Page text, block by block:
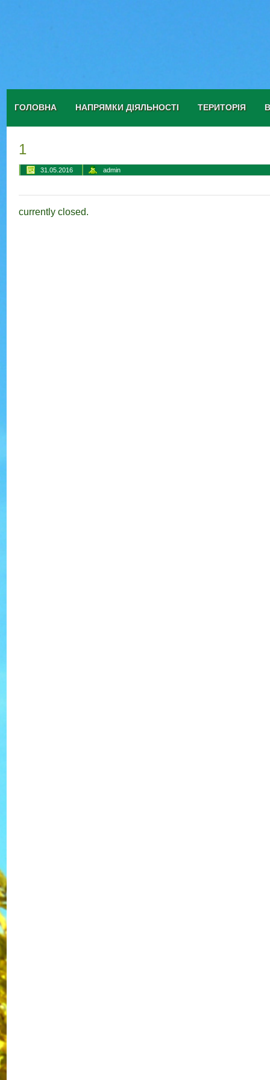
ГОЛОВНА НАПРЯМКИ ДІЯЛЬНОСТІ ТЕРИТОРІЯ
1
31.05.2016 admin
currently closed.